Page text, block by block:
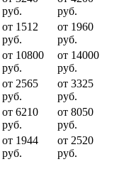
руб.
руб.
от 1512
руб.
от 1960
руб.
от 10800
руб.
от 14000
руб.
от 2565
руб.
от 3325
руб.
от 6210
руб.
от 8050
руб.
от 1944
руб.
от 2520
руб.